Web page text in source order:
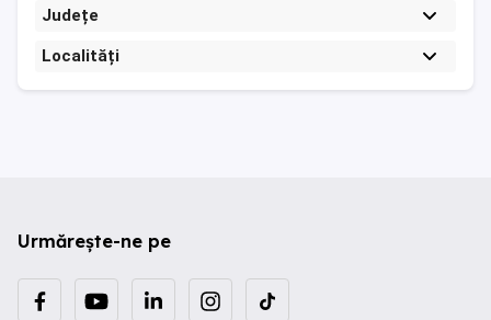
Județe
Localități
Urmărește-ne pe